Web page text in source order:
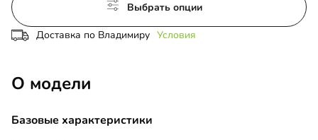
Выбрать опции
Доставка по Владимиру Условия
О модели
Базовые характеристики